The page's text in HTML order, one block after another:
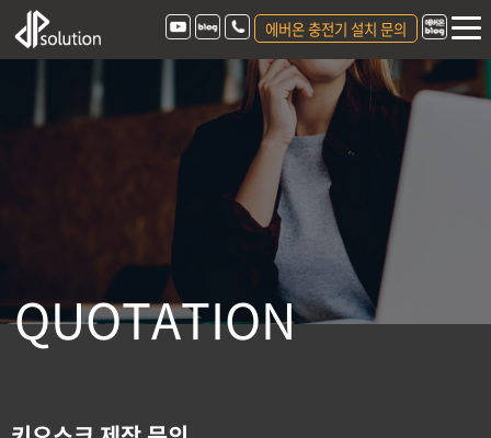
에버온 충전기 설치 문의
QUOTATION